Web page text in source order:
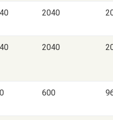
2040
2040
600